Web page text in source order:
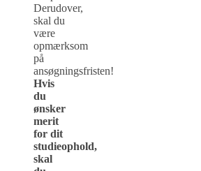
Derudover,
skal du
være
opmærksom
på
ansøgningsfristen!
Hvis
du
ønsker
merit
for dit
studieophold,
skal